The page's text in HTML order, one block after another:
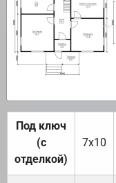
Под ключ
(с
отделкой)
7х10